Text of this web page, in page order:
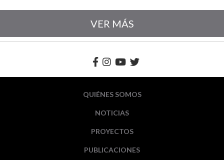
VER MÁS
QUIÉNES SOMOS
NOTICIAS
PROYECTOS
PUBLICACIONES